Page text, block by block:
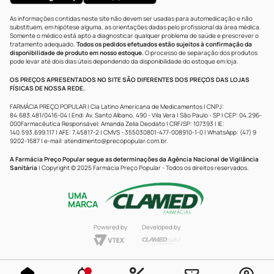
As informações contidas neste site não devem ser usadas para automedicação e não
substituem, em hipótese alguma, as orientações dadas pelo profissional da área médica.
Somente o médico está apto a diagnosticar qualquer problema de saúde e prescrever o
tratamento adequado. Todos os pedidos efetuados estão sujeitos à confirmação da
disponibilidade de produto em nosso estoque.O processo de separação dos produtos
pode levar até dois dias úteis dependendo da disponibilidade do estoque em loja.
OS PREÇOS APRESENTADOS NO SITE SÃO DIFERENTES DOS PREÇOS DAS LOJAS
FÍSICAS DE NOSSA REDE.
FARMÁCIA PREÇO POPULAR | Cia Latino Americana de Medicamentos | CNPJ:
84.683.481/0416-04 | End: Av. Santo Albano, 490 - Vila Vera | São Paulo - SP | CEP: 04.296-
000Farmacêutica Responsável: Amanda Zelia Deodato | CRF/SP: 107393 | IE:
140.593.699.117 | AFE: 7.45817-2 | CMVS - 355030801-477-008910-1-0 | WhatsApp: (47) 9
9202-1687 | e-mail: atendimento@precopopular.com.br.
A Farmácia Preço Popular segue as determinações da Agência Nacional de Vigilância
Sanitária | Copyright © 2025 Farmácia Preço Popular - Todos os direitos reservados.
UMA
MARCA
Powered by Developed by